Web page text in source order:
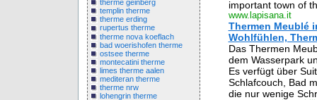
therme geinberg
templin therme
therme erding
rupertus therme
therme nova koeflach
bad woerishofen therme
ostsee therme
montecatini therme
limes therme aalen
mediteran therme
therme nrw
lohengrin therme
important town of
www.lapisana.it
Thermen Meublé
Wohlfühlen,
Das Thermen
dem Wasserpark
Es verfügt über
Schlafcouch, Bad
die nur wenige